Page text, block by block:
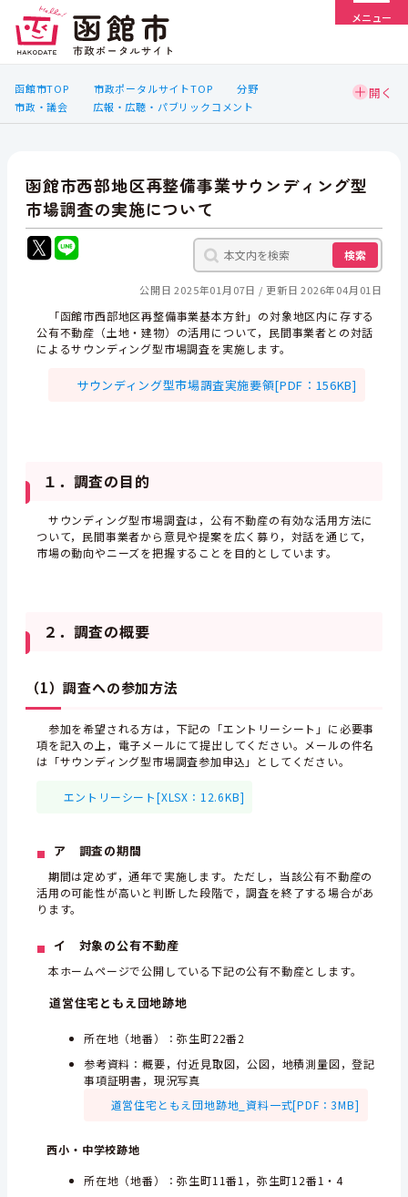
メニュー
函館市TOP 市政ポータルサイトTOP
分野
市政・議会
広報・広聴・パブリックコメント
函館市西部地区再整備事業サウンディング型
市場調査の実施について
検索
公開日 2025年01月07日 更新日 2026年04月01日
「函館市西部地区再整備事業基本方針」の対象地区内に存する
公有不動産（土地・建物）の活用について，民間事業者との対話
によるサウンディング型市場調査を実施します。
サウンディング型市場調査実施要領[PDF：156KB]
１．調査の目的
サウンディング型市場調査は，公有不動産の有効な活用方法に
ついて，民間事業者から意見や提案を広く募り，対話を通じて，
市場の動向やニーズを把握することを目的としています。
２．調査の概要
（1）調査への参加方法
参加を希望される方は，下記の「エントリーシート」に必要事
項を記入の上，電子メールにて提出してください。メールの件名
は「サウンディング型市場調査参加申込」としてください。
エントリーシート[XLSX：12.6KB]
ア 調査の期間
期間は定めず，通年で実施します。ただし，当該公有不動産の
活用の可能性が高いと判断した段階で，調査を終了する場合があ
ります。
イ 対象の公有不動産
本ホームページで公開している下記の公有不動産とします。
道営住宅ともえ団地跡地
所在地（地番）：弥生町22番2
参考資料：概要，付近見取図，公図，地積測量図，登記
事項証明書，現況写真
道営住宅ともえ団地跡地_資料一式[PDF：3MB]
西小・中学校跡地
所在地（地番）：弥生町11番1，弥生町12番1・4